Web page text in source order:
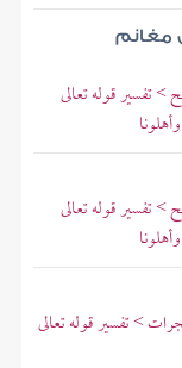
مغانم
> تفسير قوله تعالى
> تفسير قوله تعالى
> تفسير قوله تعالى